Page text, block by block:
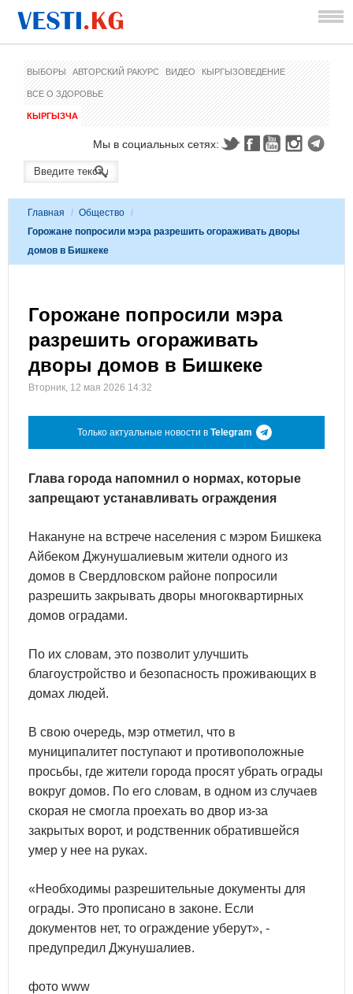
ВЫБОРЫ АВТОРСКИЙ РАКУРС ВИДЕО КЫРГЫЗОВЕДЕНИЕ
ВСЕ О ЗДОРОВЬЕ
КЫРГЫЗЧА
Мы в социальных сетях:
Главная / Общество /
Горожане попросили мэра разрешить огораживать дворы
домов в Бишкеке
Горожане попросили мэра
разрешить огораживать
дворы домов в Бишкеке
Вторник, 12 мая 2026 14:32
Только актуальные новости в Telegram
Глава города напомнил о нормах, которые
запрещают устанавливать ограждения
Накануне на встрече населения с мэром Бишкека
Айбеком Джунушалиевым жители одного из
домов в Свердловском районе попросили
разрешить закрывать дворы многоквартирных
домов оградами.
По их словам, это позволит улучшить
благоустройство и безопасность проживающих в
домах людей.
В свою очередь, мэр отметил, что в
муниципалитет поступают и противоположные
просьбы, где жители города просят убрать ограды
вокруг домов. По его словам, в одном из случаев
скорая не смогла проехать во двор из-за
закрытых ворот, и родственник обратившейся
умер у нее на руках.
«Необходимы разрешительные документы для
ограды. Это прописано в законе. Если
документов нет, то ограждение уберут», -
предупредил Джунушалиев.
фото www